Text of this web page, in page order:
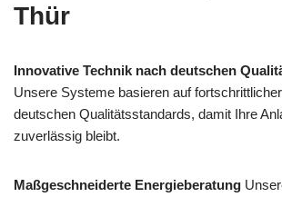
Thür
Innovative Technik nach deutschen
Unsere Systeme basieren auf
deutschen Qualitätsstandards, damit Ihre
zuverlässig bleibt.
Maßgeschneiderte Energieberatung